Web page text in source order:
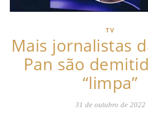
TV
Mais jornalistas
Pan são
“limpa”
31 de outubro de 2022